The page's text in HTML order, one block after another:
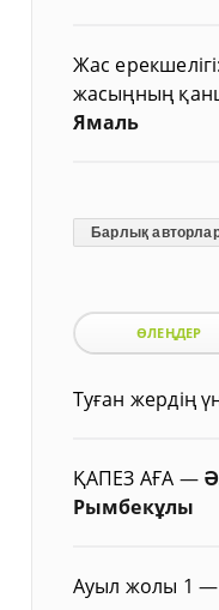
Жас
жасыңның
Ямаль
Барлық
ӨЛЕҢДЕР
Туған жердің
ҚАПЕЗ АҒА —
Рымбекұлы
Ауыл жолы 1 —